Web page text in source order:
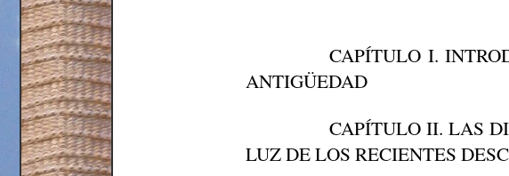
CAPÍTULO I.
ANTIGÜEDAD
CAPÍTULO II. LAS
LUZ DE LOS RECIENTES